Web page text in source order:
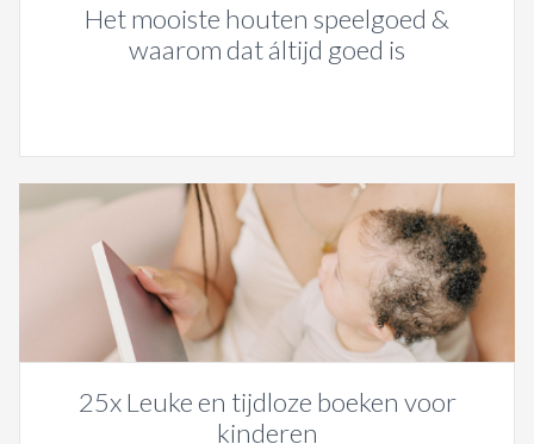
Het mooiste houten speelgoed &
waarom dat áltijd goed is
25x Leuke en tijdloze boeken voor
kinderen